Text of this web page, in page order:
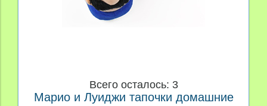
Всего осталось: 3
Марио и Луиджи тапочки домашние